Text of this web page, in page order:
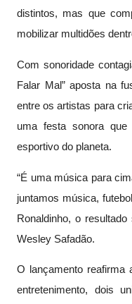
distintos, mas que
mobilizar multidões
Com sonoridade
Falar Mal” aposta na
entre os artistas para
uma festa sonora
esportivo do planeta.
“É uma música para
juntamos música,
Ronaldinho, o
Wesley Safadão.
O lançamento reafirma
entretenimento, dois